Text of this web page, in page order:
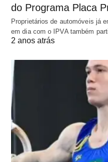
do Programa Placa
Proprietários de automóveis já
em dia com o IPVA também
2 anos atrás